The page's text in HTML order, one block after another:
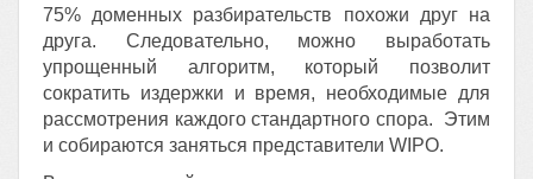
75% доменных разбирательств похожи друг на
друга. Следовательно, можно выработать
упрощенный алгоритм, который позволит
сократить издержки и время, необходимые для
рассмотрения каждого стандартного спора. Этим
и собираются заняться представители WIPO.